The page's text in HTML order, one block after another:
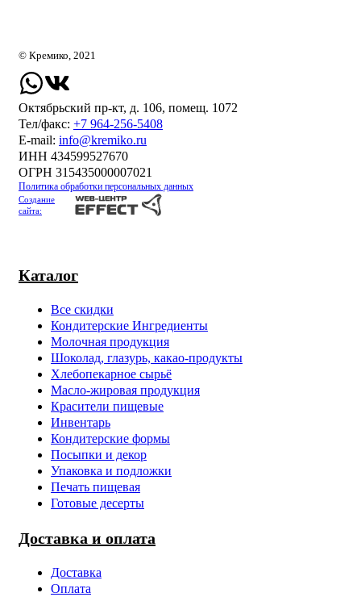
Каталог
Все скидки
Кондитерские Ингредиенты
Молочная продукция
Шоколад, глазурь, какао-продукты
Хлебопекарное сырьё
Масло-жировая продукция
Красители пищевые
Инвентарь
Кондитерские формы
Посыпки и декор
Упаковка и подложки
Печать пищевая
Готовые десерты
Доставка и оплата
Доставка
Оплата
© Кремико, 2021
Октябрьский пр-кт, д. 106, помещ. 1072
Тел/факс: +7 964-256-5408
Е-mail: info@kremiko.ru
ИНН 434599527670
ОГРН 315435000007021
Политика обработки персональных данных
Создание
сайта: